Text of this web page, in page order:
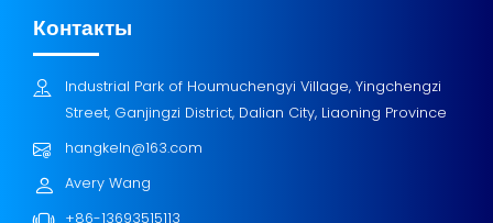
Контакты
Industrial Park of Houmuchengyi Village, Yingchengzi
Street, Ganjingzi District, Dalian City, Liaoning Province
hangkeln@163.com
Avery Wang
+86-13693515113